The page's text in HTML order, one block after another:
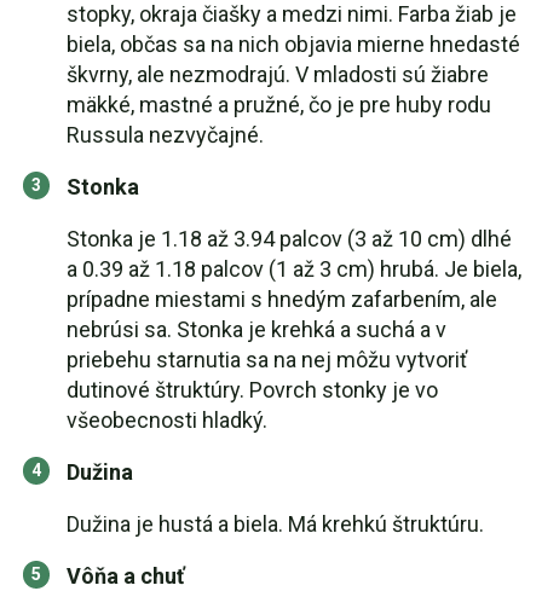
stopky, okraja čiašky a medzi nimi. Farba žiab je
biela, občas sa na nich objavia mierne hnedasté
škvrny, ale nezmodrajú. V mladosti sú žiabre
mäkké, mastné a pružné, čo je pre huby rodu
Russula nezvyčajné.
Stonka
Stonka je 1.18 až 3.94 palcov (3 až 10 cm) dlhé
a 0.39 až 1.18 palcov (1 až 3 cm) hrubá. Je biela,
prípadne miestami s hnedým zafarbením, ale
nebrúsi sa. Stonka je krehká a suchá a v
priebehu starnutia sa na nej môžu vytvoriť
dutinové štruktúry. Povrch stonky je vo
všeobecnosti hladký.
Dužina
Dužina je hustá a biela. Má krehkú štruktúru.
Vôňa a chuť